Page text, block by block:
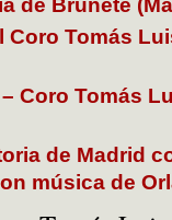
de Brunete
Tomás
Coro Tomás
de Madrid
música de